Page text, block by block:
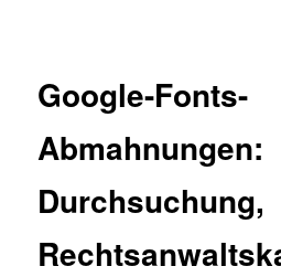
Google-Fonts-
Abmahnungen:
Durchsuchung,